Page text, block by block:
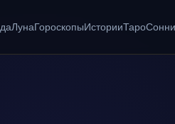
ЛунаГороскопыИсторииТаро